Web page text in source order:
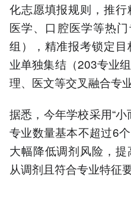
化志愿填报规则，推
医学、口腔医学等热
组），精准报考锁定
业单独集结（203专业
理、医文等交叉融合专
据悉，今年学校采用“
专业数量基本不超过6
大幅降低调剂风险，
从调剂且符合专业特征